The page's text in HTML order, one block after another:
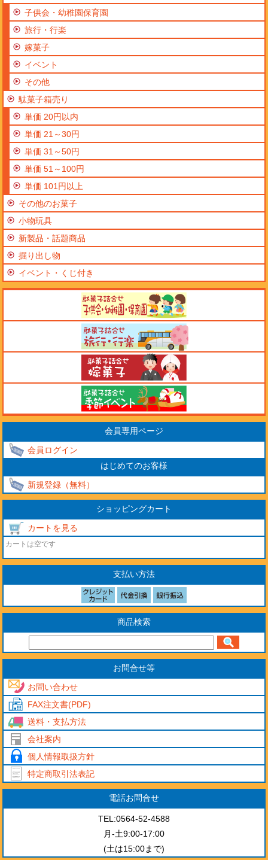
子供会・幼稚園保育園
旅行・行楽
嫁菓子
イベント
その他
駄菓子箱売り
単価 20円以内
単価 21～30円
単価 31～50円
単価 51～100円
単価 101円以上
その他のお菓子
小物玩具
新製品・話題商品
掘り出し物
イベント・くじ付き
会員専用ページ
会員ログイン
はじめてのお客様
新規登録（無料）
ショッピングカート
カートを見る
カートは空です
支払い方法
商品検索
お問合せ等
お問い合わせ
FAX注文書(PDF)
送料・支払方法
会社案内
個人情報取扱方針
特定商取引法表記
電話お問合せ
TEL:0564-52-4588
月-土9:00-17:00
(土は15:00まで)